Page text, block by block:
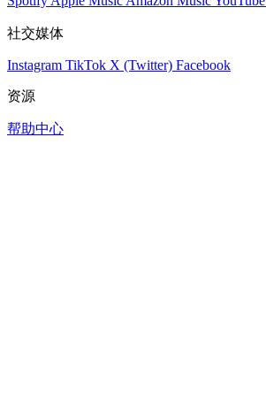
社交媒体
Instagram TikTok X (Twitter) Facebook
资源
帮助中心